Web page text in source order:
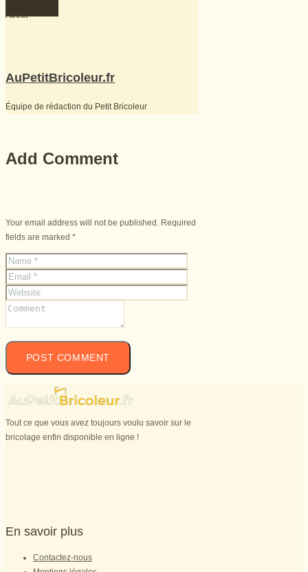
About
AuPetitBricoleur.fr
Équipe de rédaction du Petit Bricoleur
Add Comment
Your email address will not be published. Required
fields are marked *
Tout ce que vous avez toujours voulu savoir sur le
bricolage enfin disponible en ligne !
En savoir plus
Contactez-nous